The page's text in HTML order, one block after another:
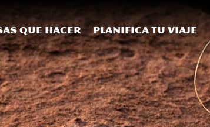
que hacer Planifica tu viaje